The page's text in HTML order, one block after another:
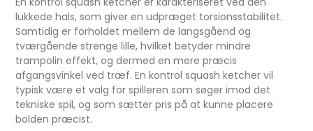
lukkede hals, som giver en udpræget torsionsstabilitet.
Samtidig er forholdet mellem de langsgåend og
tværgående strenge lille, hvilket betyder mindre
trampolin effekt, og dermed en mere præcis
afgangsvinkel ved træf. En kontrol squash ketcher vil
typisk være et valg for spilleren som søger imod det
tekniske spil, og som sætter pris på at kunne placere
bolden præcist.